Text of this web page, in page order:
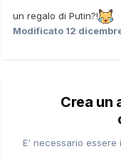
un regalo di Putin?!
Modificato 12
Crea un
E' necessario essere